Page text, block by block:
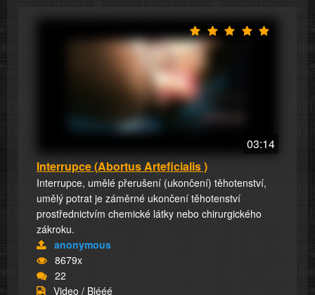
03:14
Interrupce (Abortus Arteficialis )
Interrupce, umělé přerušení (ukončení) těhotenství,
umělý potrat je záměrné ukončení těhotenství
prostřednictvím chemické látky nebo chirurgického
zákroku.
anonymous
8679x
22
Video / Blééé